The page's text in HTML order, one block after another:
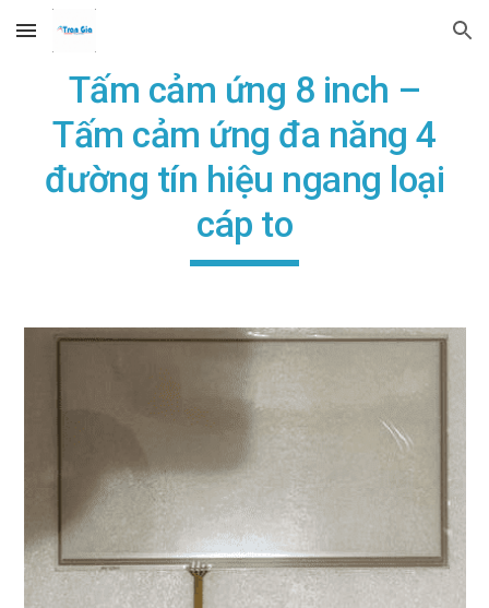
Skip to main content Skip to navigation
Tấm cảm ứng 8 inch –
Tấm cảm ứng đa năng 4
đường tín hiệu ngang loại
cáp to